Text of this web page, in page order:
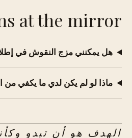
at the mirror.
هل يمكنني مزج النقوش في
ماذا لو لم يكن لدي ما يكفي من
الهدف هو أن تبدو